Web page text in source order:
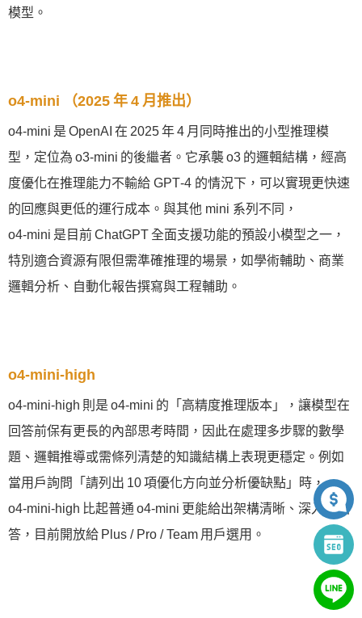
模型。
o4‑mini （2025 年 4 月推出）
o4‑mini 是 OpenAI 在 2025 年 4 月同時推出的小型推理模
型，定位為 o3‑mini 的後繼者。它承襲 o3 的邏輯結構，經高
度優化在推理能力不輸給 GPT‑4 的情況下，可以實現更快速
的回應與更低的運行成本。與其他 mini 系列不同，
o4‑mini 是目前 ChatGPT 全面支援功能的預設小模型之一，
特別適合資源有限但需準確推理的場景，如學術輔助、商業
邏輯分析、自動化報告撰寫與工程輔助。
o4‑mini‑high
o4‑mini‑high 則是 o4‑mini 的「高精度推理版本」，讓模型在
回答前保有更長的內部思考時間，因此在處理多步驟的數學
題、邏輯推導或需條列清楚的知識結構上表現更穩定。例如
當用戶詢問「請列出 10 項優化方向並分析優缺點」時，
o4‑mini‑high 比起普通 o4‑mini 更能給出架構清晰、深入的回
答，目前開放給 Plus / Pro / Team 用戶選用。